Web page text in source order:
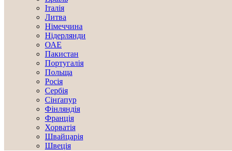
Італія
Литва
Німеччина
Нідерлянди
ОАЕ
Пакистан
Португалія
Польща
Росія
Сербія
Сінґапур
Фінляндія
Франція
Хорватія
Швайцарія
Швеція